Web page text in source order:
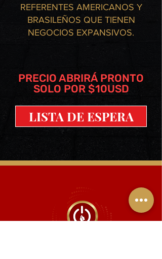
REFERENTES AMERICANOS Y
BRASILEÑOS QUE TIENEN
NEGOCIOS EXPANSIVOS.​
PRECIO ABRIRÁ PRONTO
SOLO POR $10USD
LISTA DE ESPERA